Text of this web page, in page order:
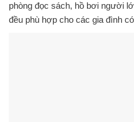
phòng đọc sách, hồ bơi người
đều phù hợp cho các gia đình